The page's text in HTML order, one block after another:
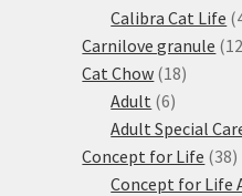
produkty
Calibra Cat Life
Carnilove granule 12
Cat Chow 1818
Adult 66
produktů
Adult Special
Concept for Life 3838
Concept for Life